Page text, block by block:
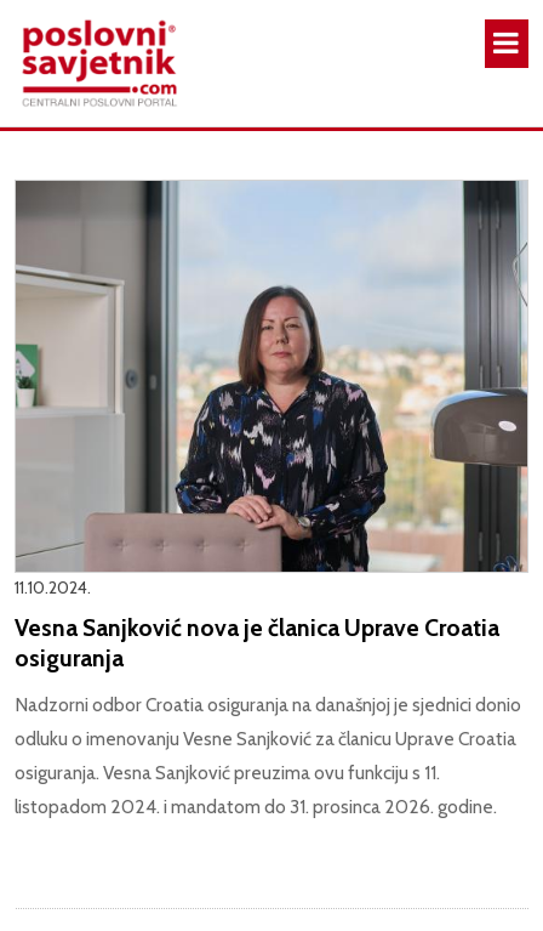
11.10.2024.
Vesna Sanjković nova je članica Uprave Croatia
osiguranja
Nadzorni odbor Croatia osiguranja na današnjoj je sjednici donio
odluku o imenovanju Vesne Sanjković za članicu Uprave Croatia
osiguranja. Vesna Sanjković preuzima ovu funkciju s 11.
listopadom 2024. i mandatom do 31. prosinca 2026. godine.